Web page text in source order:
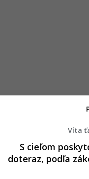
spustili už
ponuku o
podobe nových
vozne z
Víta
S cieľom
doteraz, podľa